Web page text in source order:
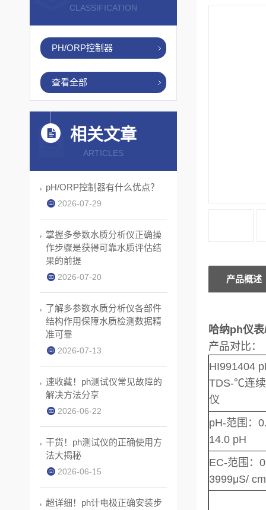
产品概述
哈纳ph仪
产品对比：
HI991404
TDS-℃连
仪
pH-范围：
14.0 pH
EC-范围：
3999μS/ cm
CLASSIFICATION
PH/ORP控制器
查看全部
相关文章
ARTICLES
pH/ORP控制器有什么优点？
2026-07-29
掌握多参数水质分析仪正确操
作步骤是获得可靠水质评估结
果的前提
2026-07-20
了解多参数水质分析仪各部件
结构作用保障水质检测数据精
准可靠
2026-07-13
速收藏！ph测试仪常见故障的
解决方法分享
2026-06-22
干货！ph测试仪的正确使用方
法大揭秘
2026-06-15
超详细！ph计电极正确安装步